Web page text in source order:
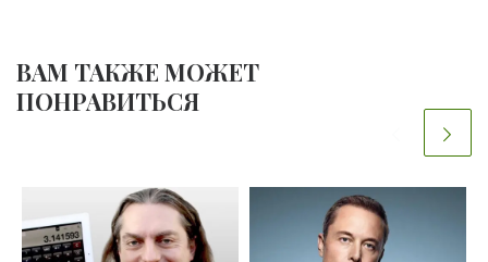
ВАМ ТАКЖЕ МОЖЕТ
ПОНРАВИТЬСЯ